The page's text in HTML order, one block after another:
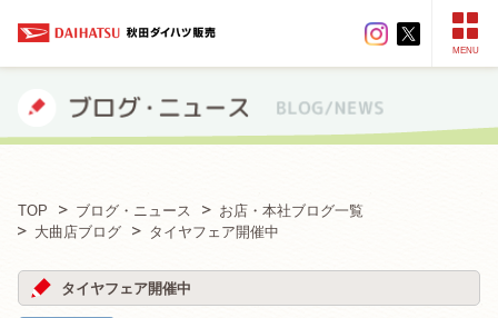
MENU
TOP ブログ・ニュース
お店・本社ブログ一覧
大曲店ブログ
タイヤフェア開催中
タイヤフェア開催中